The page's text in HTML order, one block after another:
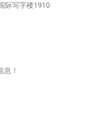
际写字楼1910
！